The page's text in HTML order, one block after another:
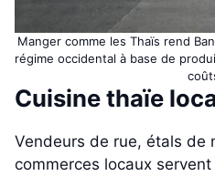
Manger comme les Thaïs rend
régime occidental à base de
Cuisine thaïe
Vendeurs de rue, étals de
commerces locaux